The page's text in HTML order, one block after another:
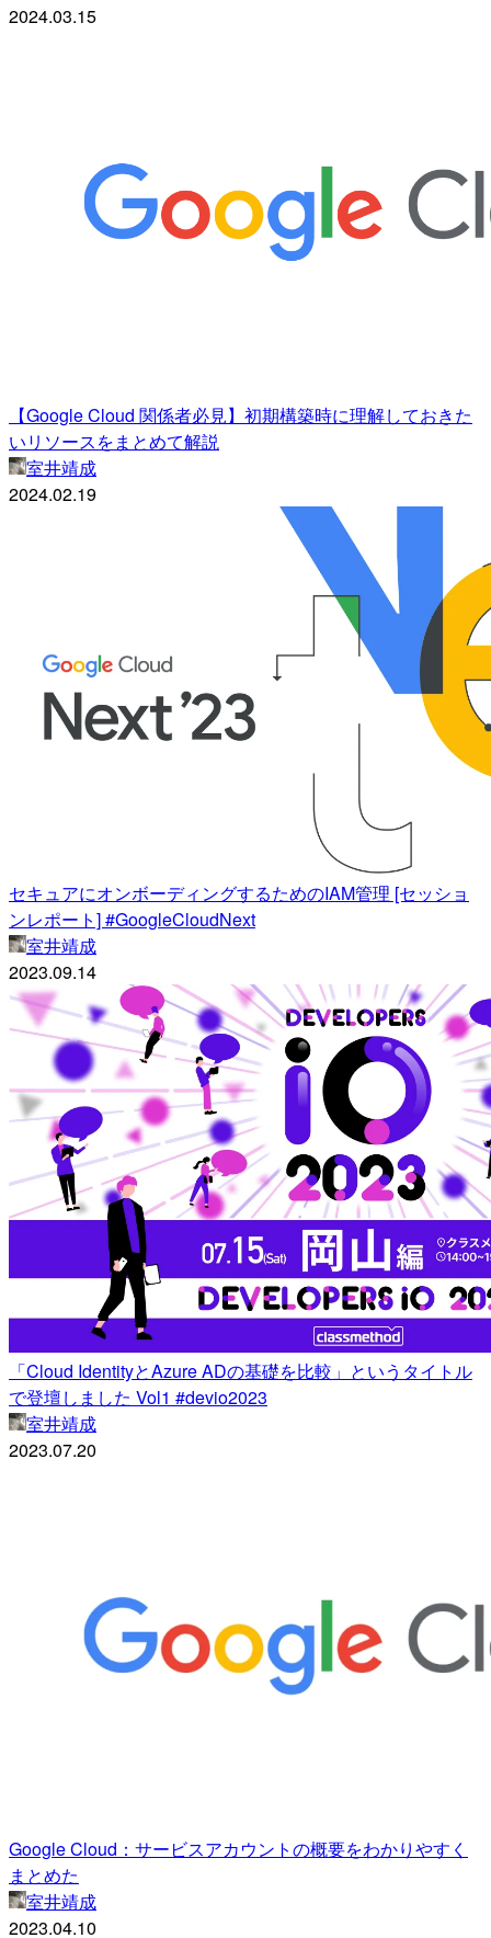
2024.03.15
【Google Cloud 関係者必見】初期構築時に理解しておきた
いリソースをまとめて解説
室井靖成
2024.02.19
セキュアにオンボーディングするためのIAM管理 [セッショ
ンレポート] #GoogleCloudNext
室井靖成
2023.09.14
「Cloud IdentityとAzure ADの基礎を比較」というタイトル
で登壇しました Vol1 #devio2023
室井靖成
2023.07.20
Google Cloud：サービスアカウントの概要をわかりやすく
まとめた
室井靖成
2023.04.10